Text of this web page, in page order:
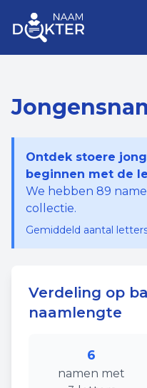
Ontdek stoere
beginnen met de
We hebben 89
collectie.
Gemiddeld aantal
Verdeling op
naamlengte
6
namen met